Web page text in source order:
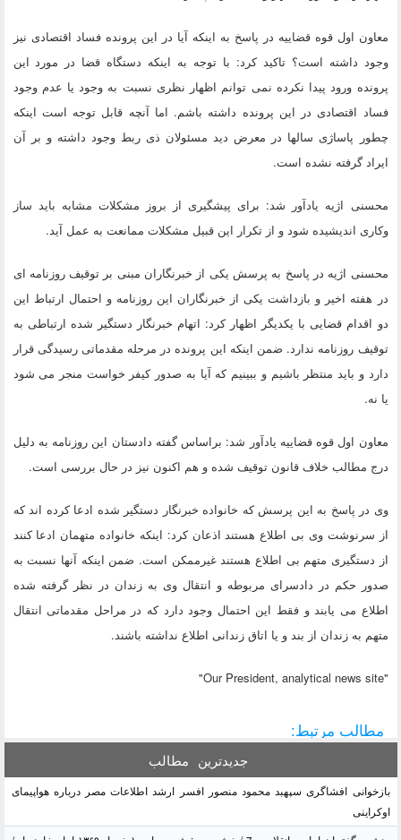
معاون اول قوه قضاییه در پاسخ به اینکه آیا در این پرونده فساد اقتصادی نیز
وجود داشته است؟ تاکید کرد: با توجه به اینکه دستگاه قضا در مورد این
پرونده ورود پیدا نکرده نمی توانم اظهار نظری نسبت به وجود یا عدم وجود
فساد اقتصادی در این پرونده داشته باشم. اما آنچه قابل توجه است اینکه
چطور پاساژی سالها در معرض دید مسئولان ذی ربط وجود داشته و بر آن
ایراد گرفته نشده است.
محسنی اژیه یادآور شد: برای پیشگیری از بروز مشکلات مشابه باید ساز
وکاری اندیشیده شود و از تکرار این قبیل مشکلات ممانعت به عمل آید.
محسنی اژیه در پاسخ به پرسش یکی از خبرنگاران مبنی بر توقیف روزنامه ای
در هفته اخیر و بازداشت یکی از خبرنگاران این روزنامه و احتمال ارتباط این
دو اقدام قضایی با یکدیگر اظهار کرد: اتهام خبرنگار دستگیر شده ارتباطی به
توقیف روزنامه ندارد. ضمن اینکه این پرونده در مرحله مقدماتی رسیدگی قرار
دارد و باید منتظر باشیم و ببینیم که آیا به صدور کیفر خواست منجر می شود
یا نه.
معاون اول قوه قضاییه یادآور شد: براساس گفته دادستان این روزنامه به دلیل
درج مطالب خلاف قانون توقیف شده و هم اکنون نیز در حال بررسی است.
وی در پاسخ به این پرسش که خانواده خبرنگار دستگیر شده ادعا کرده اند که
از سرنوشت وی بی اطلاع هستند اذعان کرد: اینکه خانواده متهمان ادعا کنند
از دستگیری متهم بی اطلاع هستند غیرممکن است. ضمن اینکه آنها نسبت به
صدور حکم در دادسرای مربوطه و انتقال وی به زندان در نظر گرفته شده
اطلاع می یابند و فقط این احتمال وجود دارد که در مراحل مقدماتی انتقال
متهم به زندان از بند و یا اتاق زندانی اطلاع نداشته باشند.
"Our President, analytical news site"
مطالب مرتبط:
جدیدترین مطالب
بازخوانی افشاگری سپهبد محمود منصور افسر ارشد اطلاعات مصر درباره هواپیمای
اوکراینی